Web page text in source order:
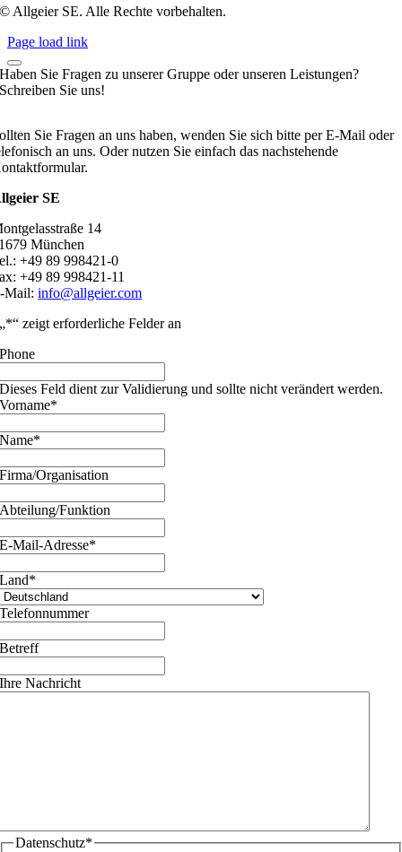
© Allgeier SE. Alle Rechte vorbehalten.
Page load link
Haben Sie Fragen zu unserer Gruppe oder unseren Leistungen?
Schreiben Sie uns!
Sie Fragen an uns haben, wenden Sie sich bitte per E-Mail oder
an uns. Oder nutzen Sie einfach das nachstehende
SE
14
München
+49 89 998421-0
+49 89 998421-11
Mail:info@allgeier.com
„*“ zeigt erforderliche Felder an
Phone
Dieses Feld dient zur Validierung und sollte nicht verändert werden.
Vorname*
Name*
Firma/Organisation
Abteilung/Funktion
E-Mail-Adresse*
Land*
Telefonnummer
Betreff
Ihre Nachricht
Datenschutz*